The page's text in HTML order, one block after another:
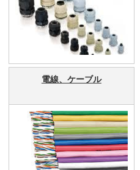
電線、ケーブル